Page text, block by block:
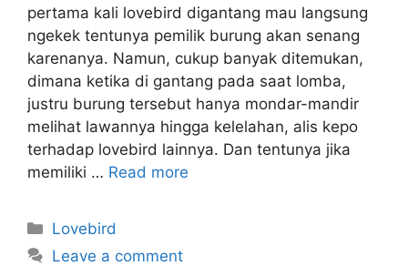
pertama kali lovebird digantang mau langsung
ngekek tentunya pemilik burung akan senang
karenanya. Namun, cukup banyak ditemukan,
dimana ketika di gantang pada saat lomba,
justru burung tersebut hanya mondar-mandir
melihat lawannya hingga kelelahan, alis kepo
terhadap lovebird lainnya. Dan tentunya jika
memiliki … Read more
Categories
Lovebird
Leave a comment